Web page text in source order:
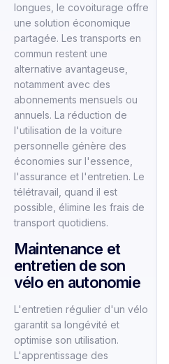
longues, le covoiturage offre
une solution économique
partagée. Les transports en
commun restent une
alternative avantageuse,
notamment avec des
abonnements mensuels ou
annuels. La réduction de
l'utilisation de la voiture
personnelle génère des
économies sur l'essence,
l'assurance et l'entretien. Le
télétravail, quand il est
possible, élimine les frais de
transport quotidiens.
Maintenance et
entretien de son
vélo en autonomie
L'entretien régulier d'un vélo
garantit sa longévité et
optimise son utilisation.
L'apprentissage des